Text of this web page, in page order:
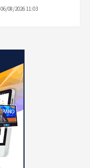
06/08/2026 11:03